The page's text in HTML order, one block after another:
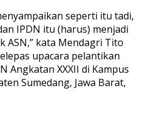
seperti itu tadi,
IPDN itu (harus) menjadi
kata Mendagri Tito
upacara pelantikan
Angkatan XXXII di Kampus
Sumedang, Jawa Barat,